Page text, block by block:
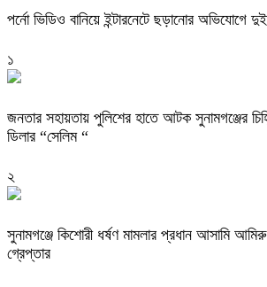
পর্নো ভিডিও বানিয়ে ইন্টারনেটে ছড়ানোর অভিযোগে দুই
১
জনতার সহায়তায় পুলিশের হাতে আটক সুনামগঞ্জের
ডিলার “সেলিম “
২
‎সুনামগঞ্জে কিশোরী ধর্ষণ মামলার প্রধান আসামি
গ্রেপ্তার